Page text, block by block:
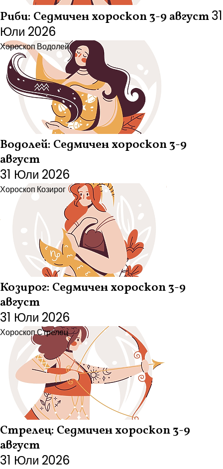
Риби: Седмичен хороскоп 3-9 август31
Юли 2026
ХороскопВодолей
Водолей: Седмичен хороскоп 3-9
август
31 Юли 2026
Хороскоп Козирог
Козирог: Седмичен хороскоп 3-9
август
31 Юли 2026
ХороскопСтрелец
Стрелец: Седмичен хороскоп 3-9
август
31 Юли 2026